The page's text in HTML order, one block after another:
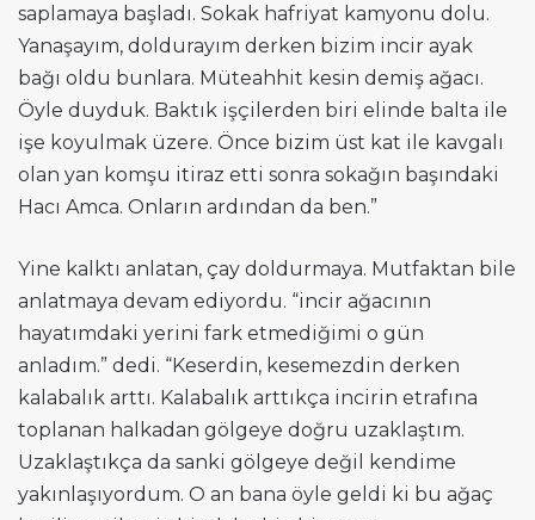
saplamaya başladı. Sokak hafriyat kamyonu dolu.
Yanaşayım, doldurayım derken bizim incir ayak
bağı oldu bunlara. Müteahhit kesin demiş ağacı.
Öyle duyduk. Baktık işçilerden biri elinde balta ile
işe koyulmak üzere. Önce bizim üst kat ile kavgalı
olan yan komşu itiraz etti sonra sokağın başındaki
Hacı Amca. Onların ardından da ben.”
Yine kalktı anlatan, çay doldurmaya. Mutfaktan bile
anlatmaya devam ediyordu. “incir ağacının
hayatımdaki yerini fark etmediğimi o gün
anladım.” dedi. “Keserdin, kesemezdin derken
kalabalık arttı. Kalabalık arttıkça incirin etrafına
toplanan halkadan gölgeye doğru uzaklaştım.
Uzaklaştıkça da sanki gölgeye değil kendime
yakınlaşıyordum. O an bana öyle geldi ki bu ağaç